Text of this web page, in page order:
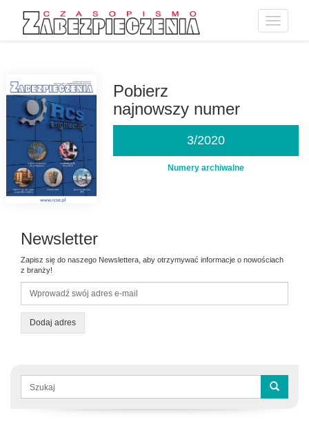
Toggle
Pobierz
najnowszy numer
3/2020
Numery archiwalne
Newsletter
Zapisz się do naszego Newslettera, aby otrzymywać informacje o nowościach
z branży!
Dodaj adres
Formularz
wyszukiwania